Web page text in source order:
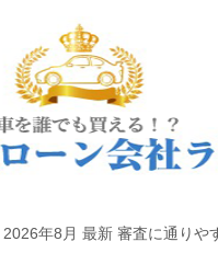
2026年8月 最新 審査に通りや